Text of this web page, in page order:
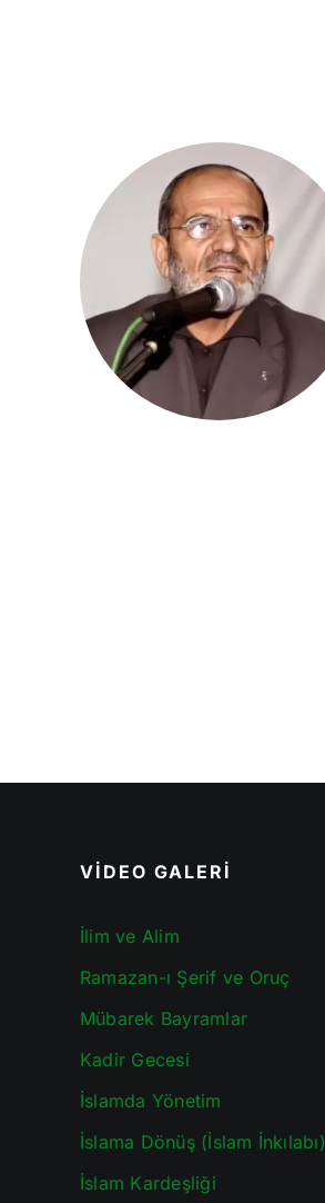
VİDEO GALERİ
İlim ve Alim
Ramazan-ı Şerif ve Oruç
Mübarek Bayramlar
Kadir Gecesi
İslamda Yönetim
İslama Dönüş (İslam İnkılabı)
İslam Kardeşliği